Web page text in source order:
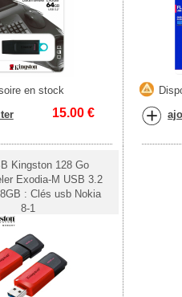
en stock
15.00€
Kingston 128 Go
Exodia-M USB 3.2
: Clés usb Nokia
8-1